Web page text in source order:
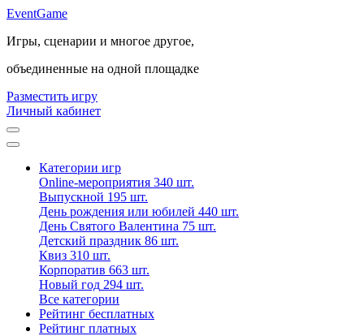
EventGame
Игры, сценарии и многое другое,
объединенные на одной площадке
Разместить игру
Личный кабинет
Категории игр
Online-мероприятия 340 шт.
Выпускной 195 шт.
День рождения или юбилей 440 шт.
День Святого Валентина 75 шт.
Детский праздник 86 шт.
Квиз 310 шт.
Корпоратив 663 шт.
Новый год 294 шт.
Все категории
Рейтинг бесплатных
Рейтинг платных